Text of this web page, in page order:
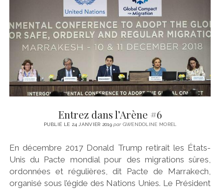
ÉCONOMIE
SPORT
MÉDIAS
SANTÉ
instagramemailemail-
form
Entrez dans l’Arène #6
PUBLIÉ LE 24 JANVIER 2019parGWENDOLINE MOREL
En décembre 2017 Donald Trump retirait les États-
Unis du Pacte mondial pour des migrations sûres,
ordonnées et régulières, dit Pacte de Marrakech,
organisé sous l’égide des Nations Unies. Le Président